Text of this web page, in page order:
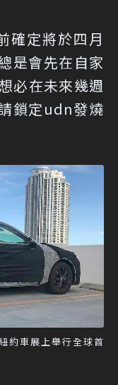
確定將於四月
是會先在自家
必在未來幾週
鎖定udn發燒
約車展上舉行全球首